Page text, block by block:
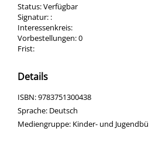
Status:Verfügbar
Signatur: :
Interessenkreis:
Vorbestellungen:0
Frist:
Details
Suche nach diesem Verfasser
opens in new tab
Diesen Link in neuem Tab öffnen
Suche nach dieser Systematik
Suche nach diesem Interessenskreis
ISBN:9783751300438
Suche nach dieser Beteiligten Person
Sprache: Deutsch
Mediengruppe: Kinder- und Jugendbü